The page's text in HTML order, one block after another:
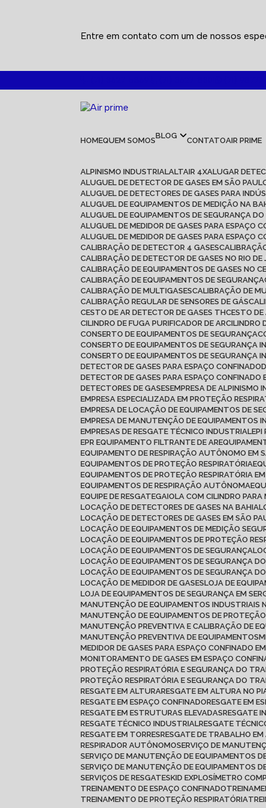
Entre em contato com um de nossos
HOME QUEM SOMOS BLOG CONTATO AIR PRIME
ALPINISMO INDUSTRIAL ALTAIR 4X ALUGAR
ALUGUEL DE DETECTOR DE GASES EM SÃO
ALUGUEL DE DETECTORES DE GASES PARA
ALUGUEL DE EQUIPAMENTOS DE MEDIÇÃO NA
ALUGUEL DE EQUIPAMENTOS DE SEGURANÇA
ALUGUEL DE MEDIDOR DE GASES PARA ESPAÇO
ALUGUEL DE MEDIDOR DE GASES PARA ESPAÇO
CALIBRAÇÃO DE DETECTOR 4 GASES
CALIBRAÇÃO DE DETECTOR DE GASES NO RIO DE
CALIBRAÇÃO DE EQUIPAMENTOS DE GASES NO
CALIBRAÇÃO DE EQUIPAMENTOS DE SEGURANÇA
CALIBRAÇÃO DE MULTIGASES CALIBRAÇÃO DE
CALIBRAÇÃO REGULAR DE SENSORES DE GÁS
CESTO DE AR DETECTOR DE GASES TH CESTO
CILINDRO DE FUGA PURIFICADOR DE AR CILINDRO
CONSERTO DE EQUIPAMENTOS DE SEGURANÇA
CONSERTO DE EQUIPAMENTOS DE SEGURANÇA
CONSERTO DE EQUIPAMENTOS DE SEGURANÇA
DETECTOR DE GASES PARA ESPAÇO CONFINADO
DETECTOR DE GASES PARA ESPAÇO
DETECTORES DE GASES EMPRESA DE ALPINISMO
EMPRESA ESPECIALIZADA EM PROTEÇÃO
EMPRESA DE LOCAÇÃO DE EQUIPAMENTOS DE
EMPRESA DE MANUTENÇÃO DE EQUIPAMENTOS
EMPRESAS DE RESGATE TÉCNICO INDUSTRIAL
EPR EQUIPAMENTO FILTRANTE DE AR
EQUIPAMENTO DE RESPIRAÇÃO AUTÔNOMO EM
EQUIPAMENTOS DE PROTEÇÃO RESPIRATÓRIA
EQUIPAMENTOS DE PROTEÇÃO RESPIRATÓRIA
EQUIPAMENTOS DE RESPIRAÇÃO AUTÔNOMA
EQUIPE DE RESGATE
GAIOLA COM CILINDRO
LOCAÇÃO DE DETECTORES DE GASES NA BAHIA
LOCAÇÃO DE DETECTORES DE GASES EM SÃO
LOCAÇÃO DE EQUIPAMENTOS DE MEDIÇÃO
LOCAÇÃO DE EQUIPAMENTOS DE PROTEÇÃO
LOCAÇÃO DE EQUIPAMENTOS DE SEGURANÇA
LOCAÇÃO DE EQUIPAMENTOS DE SEGURANÇA
LOCAÇÃO DE EQUIPAMENTOS DE SEGURANÇA
LOCAÇÃO DE MEDIDOR DE GASES LOJA DE
LOJA DE EQUIPAMENTOS DE SEGURANÇA EM
MANUTENÇÃO DE EQUIPAMENTOS INDUSTRIAIS
MANUTENÇÃO DE EQUIPAMENTOS DE PROTEÇÃO
MANUTENÇÃO PREVENTIVA E CALIBRAÇÃO DE
MANUTENÇÃO PREVENTIVA DE EQUIPAMENTOS
MEDIDOR DE GASES PARA ESPAÇO CONFINADO
MONITORAMENTO DE GASES EM ESPAÇO
PROTEÇÃO RESPIRATÓRIA E SEGURANÇA DO
PROTEÇÃO RESPIRATÓRIA E SEGURANÇA DO
RESGATE EM ALTURA RESGATE EM ALTURA NO
RESGATE EM ESPAÇO CONFINADO RESGATE EM
RESGATE EM ESTRUTURAS ELEVADAS RESGATE
RESGATE TÉCNICO INDUSTRIAL RESGATE
RESGATE EM TORRES RESGATE DE TRABALHO
RESPIRADOR AUTÔNOMO SERVIÇO DE
SERVIÇO DE MANUTENÇÃO DE EQUIPAMENTOS
SERVIÇO DE MANUTENÇÃO DE EQUIPAMENTOS
SERVIÇOS DE RESGATE SKID EXPLOSÍMETRO
TREINAMENTO DE ESPAÇO CONFINADO
TREINAMENTO DE PROTEÇÃO RESPIRATÓRIA